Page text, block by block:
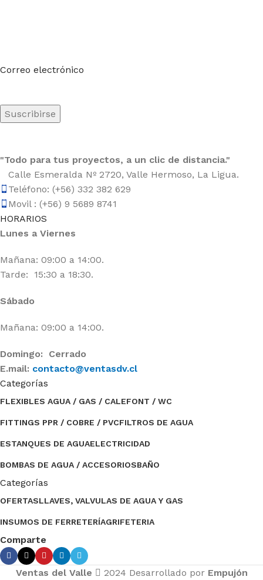
Correo electrónico
"Todo para tus proyectos, a un clic de distancia."
Calle Esmeralda Nº 2720, Valle Hermoso, La Ligua.
Teléfono: (+56) 332 382 629
Movil : (+56) 9 5689 8741
HORARIOS
Lunes a Viernes
Mañana: 09:00 a 14:00.
Tarde: 15:30 a 18:30.
Sábado
Mañana: 09:00 a 14:00.
Domingo: Cerrado
E.mail: contacto@ventasdv.cl
Categorías
FLEXIBLES AGUA / GAS / CALEFONT / WC
FITTINGS PPR / COBRE / PVCFILTROS DE AGUA
ESTANQUES DE AGUAELECTRICIDAD
BOMBAS DE AGUA / ACCESORIOSBAÑO
Categorías
OFERTASLLAVES, VALVULAS DE AGUA Y GAS
INSUMOS DE FERRETERÍAGRIFETERIA
Comparte
Ventas del Valle 2024 Desarrollado por Empujón